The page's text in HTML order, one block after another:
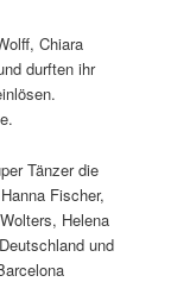
Chiara
durften ihr
Tänzer die
Fischer,
Helena
und